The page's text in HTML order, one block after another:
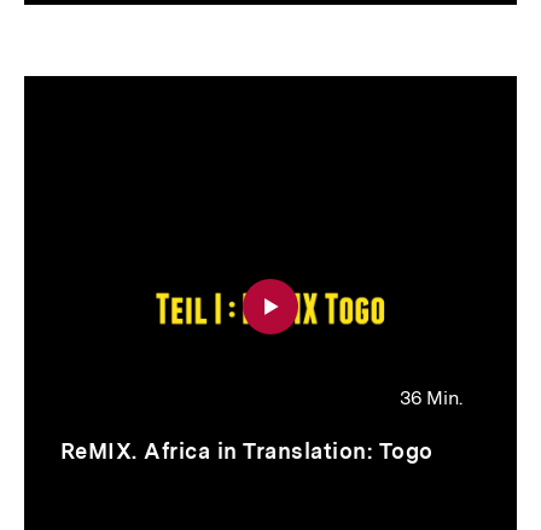
36 Min.
Video
Dauer
ReMIX. Africa in Translation: Togo